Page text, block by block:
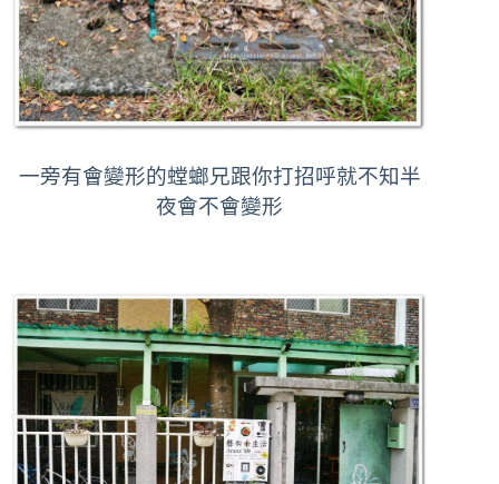
一旁有會變形的螳螂兄跟你打招呼就不知半
夜會不會變形